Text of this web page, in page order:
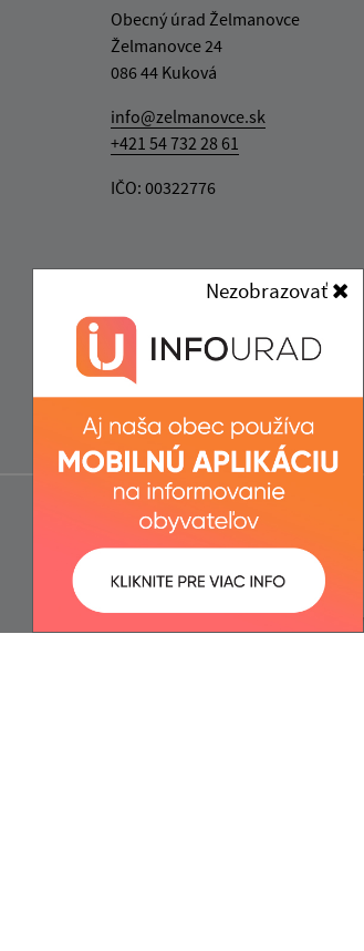
Nezobrazovať
Obecný úrad Želmanovce
Želmanovce 24
086 44 Kuková
info@zelmanovce.sk
+421 54 732 28 61
IČO: 00322776